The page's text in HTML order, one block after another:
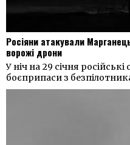
Росіяни атакували
ворожі дрони
У ніч на 29 січня
боєприпаси з